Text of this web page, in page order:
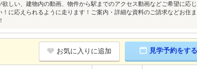
しい、建物内の動画、物件から駅までのアクセス動画などご希望に応
に応えられるように走ります！ご案内・詳細な資料のご請求などお住
お気に入りに追加 見学予約をする